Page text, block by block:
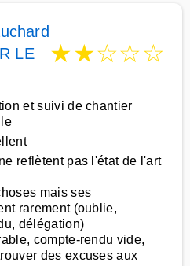
LE
★★☆☆☆
et suivi de chantier
reflètent pas l'état de l'art
mais ses
rarement (oublie,
délégation)
compte-rendu vide,
des excuses aux